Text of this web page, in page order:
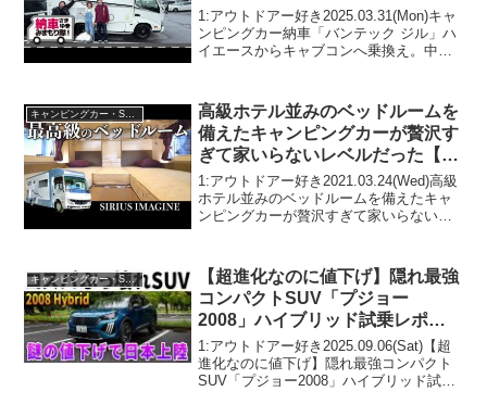
愕の下取り価格は？【かっとんち
ゃんねるさん】
1:アウトドアー好き2025.03.31(Mon)キャ
ンピングカー納車「バンテック ジル」ハ
イエースからキャブコンへ乗換え。中古
しいぞ、見逃さないで！！2:アウトドア
ー...
高級ホテル並みのベッドルームを
備えたキャンピングカーが贅沢す
ぎて家いらないレベルだった【新
型シリウスイマジンの紹介】
1:アウトドアー好き2021.03.24(Wed)高級
ホテル並みのベッドルームを備えたキャ
ンピングカーが贅沢すぎて家いらないレ
いで！！2:アウトドアー好き2021.03...
キャンピングカー・SUV人気車種
【超進化なのに値下げ】隠れ最強
コンパクトSUV「プジョー
2008」ハイブリッド試乗レポー
ト
1:アウトドアー好き2025.09.06(Sat)【超
進化なのに値下げ】隠れ最強コンパクト
SUV「プジョー2008」ハイブリッド試乗